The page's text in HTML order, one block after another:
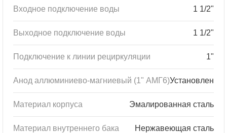
Входное подключение воды 1 1/2"
Выходное подключение воды 1 1/2"
Подключение к линии рециркуляции 1"
Анод аллюминиево-магниевый (1" АМГ6)Установлен
Материал корпуса Эмалированная сталь
Материал внутреннего бака Нержавеющая сталь